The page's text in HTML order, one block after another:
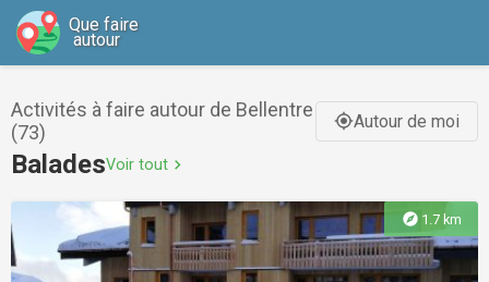
Que faire
autour
Activités à faire autour de Bellentre
(73)
gps_fixedAutour de moi
BaladesVoir tout chevron_right
explore 1.7 km